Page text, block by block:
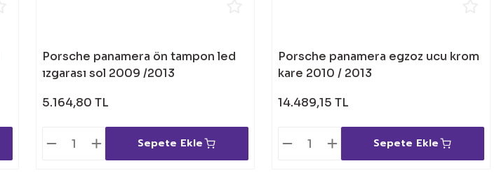
Porsche panamera ön tampon led
ızgarası sol 2009 /2013
5.164,80 TL
Sepete Ekle
Porsche panamera egzoz ucu krom
kare 2010 / 2013
14.489,15 TL
Sepete Ekle